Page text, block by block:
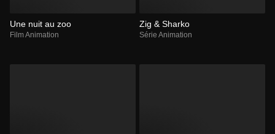
Une nuit au zoo
Film Animation
Zig & Sharko
Série Animation